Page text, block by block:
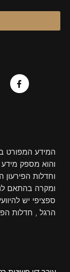
F
a
c
f
המידע המפורט
והוא מספק
וחדלות
ומקרה בהתאם
ספציפי יש
הרגל , חדלות